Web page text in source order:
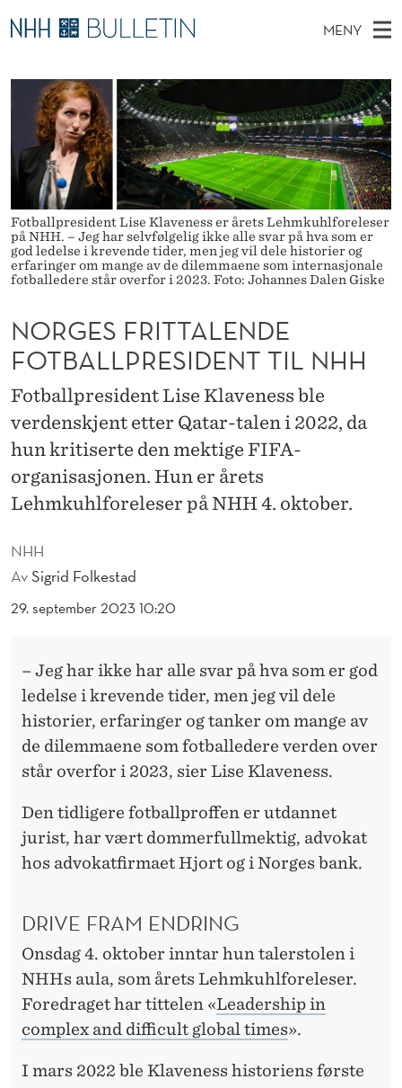
N
O
R
G
E
S
F
R
T
T
A
L
E
N
D
E
F
O
MENY
O
V
D
M
E
N
Y
Ø
T
T
S
T
E
T
Stipendiater og nye forskerprofiler
Disputaser
Ekspertutvalg
Om Bulletin
Fotballpresident Lise Klaveness er årets Lehmkuhlforeleser
på NHH. – Jeg har selvfølgelig ikke alle svar på hva som er
god ledelse i krevende tider, men jeg vil dele historier og
erfaringer om mange av de dilemmaene som internasjonale
fotballedere står overfor i 2023. Foto: Johannes Dalen Giske
NHH
AvSigrid Folkestad
29. september 2023 10:20
NORGES FRITTALENDE
FOTBALLPRESIDENT TIL NHH
Fotballpresident Lise Klaveness ble
verdenskjent etter Qatar-talen i 2022, da
hun kritiserte den mektige FIFA-
organisasjonen. Hun er årets
Lehmkuhlforeleser på NHH 4. oktober.
– Jeg har ikke har alle svar på hva som er god
ledelse i krevende tider, men jeg vil dele
historier, erfaringer og tanker om mange av
de dilemmaene som fotballedere verden over
står overfor i 2023, sier Lise Klaveness.
Den tidligere fotballproffen er utdannet
jurist, har vært dommerfullmektig, advokat
hos advokatfirmaet Hjort og i Norges bank.
DRIVE FRAM ENDRING
Onsdag 4. oktober inntar hun talerstolen i
NHHs aula, som årets Lehmkuhlforeleser.
Foredraget har tittelen «Leadership in
complex and difficult global times».
I mars 2022 ble Klaveness historiens første